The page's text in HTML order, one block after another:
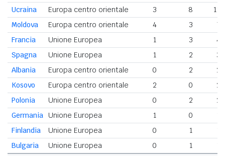
Ucraina
Europa centro orientale 3 8
11
Moldova
Europa centro orientale 4 3
7
Francia
Unione Europea 1 3
4
Spagna
Unione Europea 1 2
3
Albania
Europa centro orientale 0 2
2
Kosovo
Europa centro orientale 2 0
2
Polonia
Unione Europea 0 2
2
Germania
Unione Europea 1 0
Finlandia
Unione Europea 0 1
Bulgaria
Unione Europea 0 1